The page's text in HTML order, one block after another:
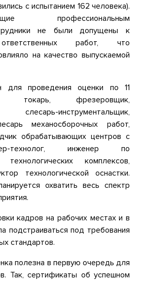
с испытанием 162 человека).
профессиональным
не были допущены к
работ, что
на качество выпускаемой
для проведения оценки по 11
токарь, фрезеровщик,
инструментальщик,
механосборочных работ,
обрабатывающих центров с
технолог, инженер по
технологических комплексов,
технологической оснастки.
охватить весь спектр
кадров на рабочих местах и в
подстраиваться под требования
стандартов.
полезна в первую очередь для
Так, сертификаты об успешном